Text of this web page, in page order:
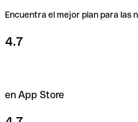
Encuentra el mejor plan para las
4.7
en App Store